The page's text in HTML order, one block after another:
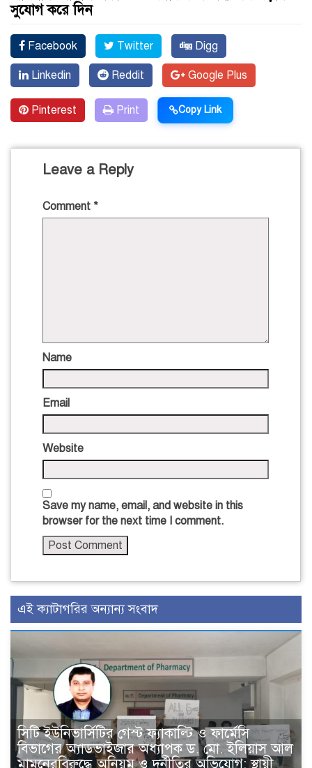
সুযোগ করে দিন
Facebook Twitter Digg
Linkedin Reddit Google Plus
Pinterest Print Copy Link
Leave a Reply
Comment *
Name
Email
Website
Save my name, email, and website in this
browser for the next time I comment.
এই ক্যাটাগরির অন্যান্য সংবাদ
সিটি ইউনিভার্সিটির গেস্ট ফ্যাকাল্টি ও ফার্মেসি
বিভাগের অ্যাডভাইজার অধ্যাপক ড. মো. ইলিয়াস আল
মামুনেরবিরুদ্ধে অনিয়ম ও দুর্নীতির অভিযোগ; স্থায়ী